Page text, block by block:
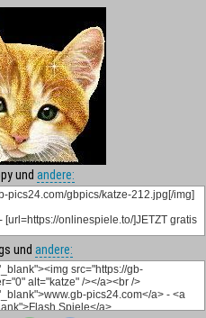
und andere:
und andere: